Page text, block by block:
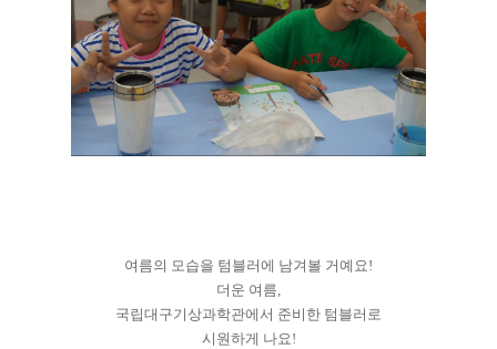
여름의 모습을 텀블러에 남겨볼 거예요!
더운 여름,
국립대구기상과학관에서 준비한 텀블러로
시원하게 나요!